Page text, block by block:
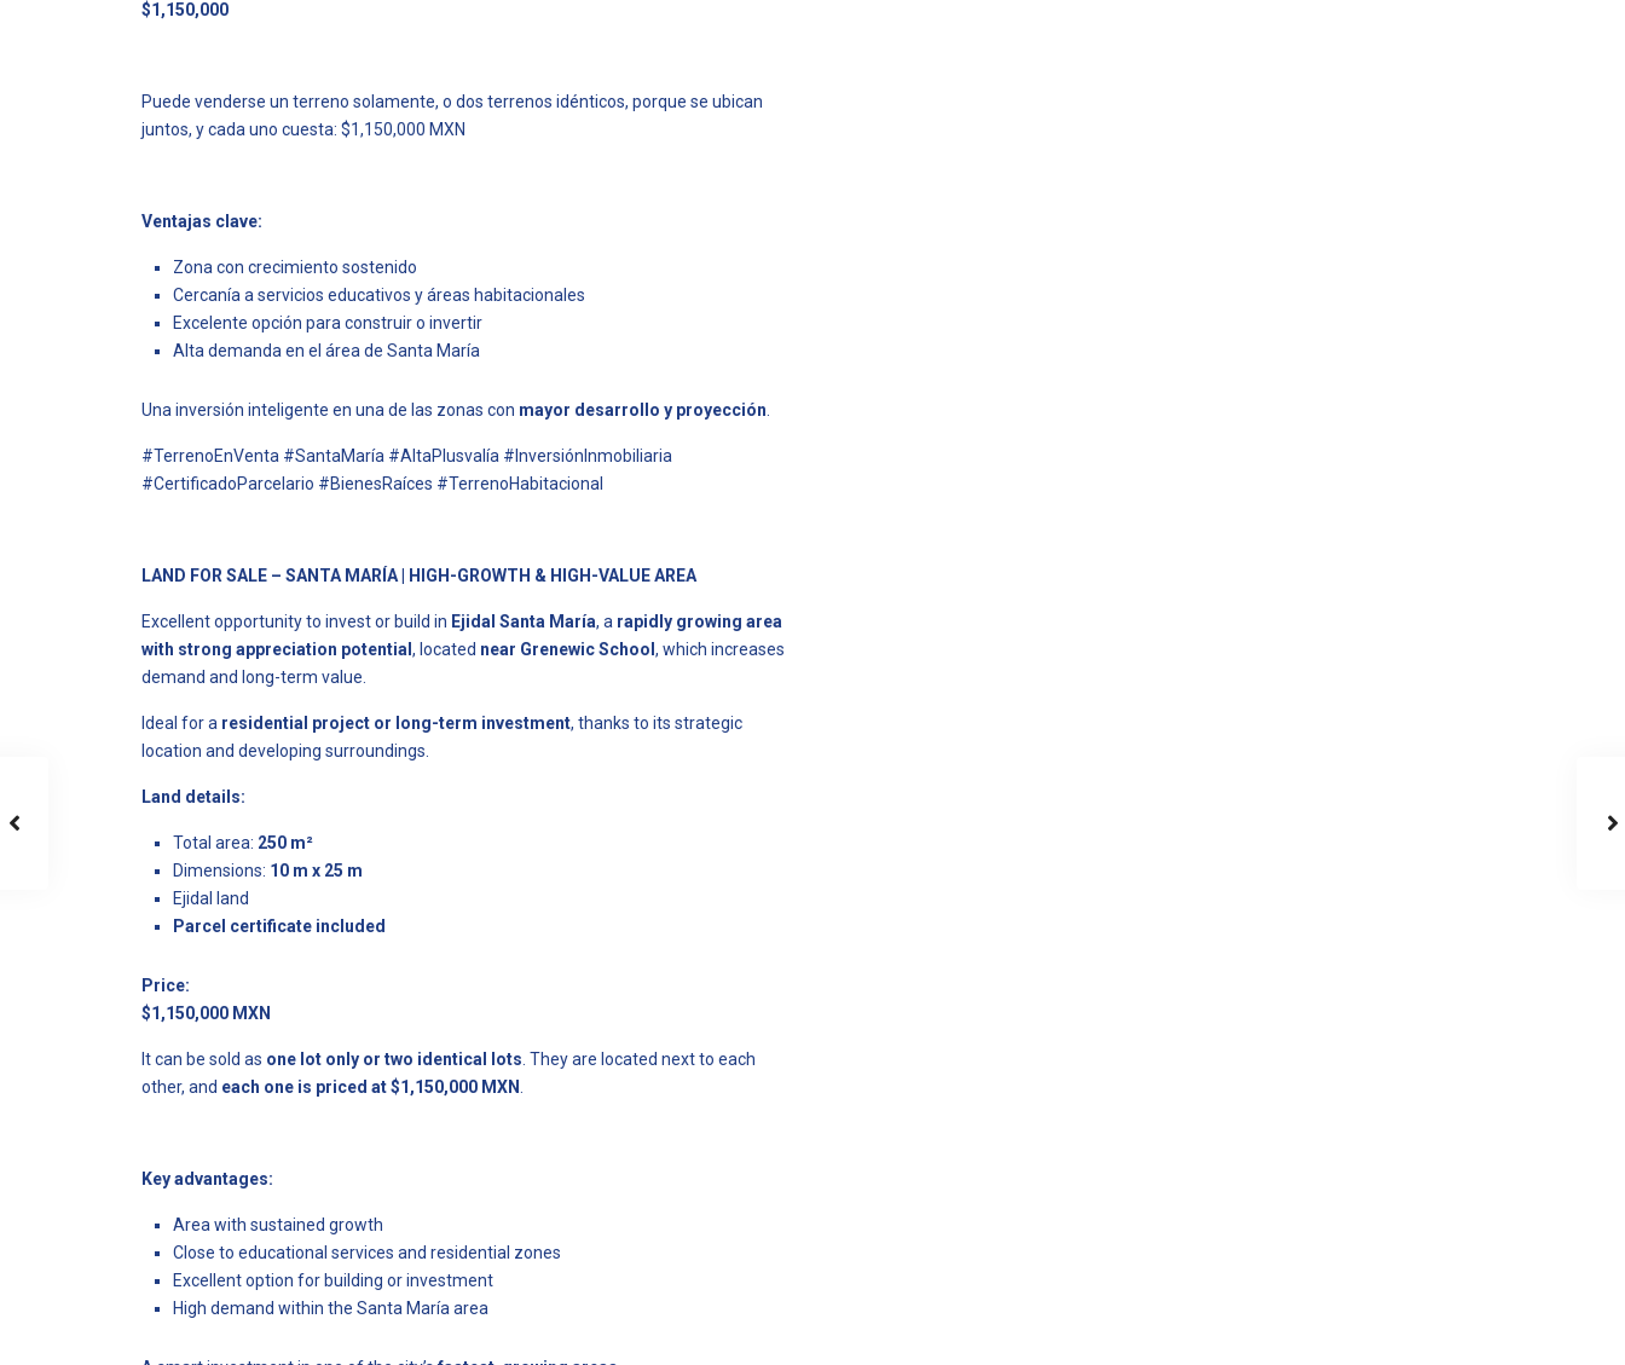
$1,150,000
Puede venderse un terreno solamente, o dos terrenos idénticos, porque se ubican
juntos, y cada uno cuesta: $1,150,000 MXN
Ventajas clave:
Zona con crecimiento sostenido
Cercanía a servicios educativos y áreas habitacionales
Excelente opción para construir o invertir
Alta demanda en el área de Santa María
Una inversión inteligente en una de las zonas con mayor desarrollo y proyección
#TerrenoEnVenta #SantaMaría #AltaPlusvalía #InversiónInmobiliaria
#CertificadoParcelario #BienesRaíces #TerrenoHabitacional
LAND FOR SALE – SANTA MARÍA | HIGH-GROWTH & HIGH-VALUE AREA
Excellent opportunity to invest or build in Ejidal Santa María, a rapidly growing area
with strong appreciation potential , located near Grenewic School , which increases
demand and long-term value.
Ideal for a residential project or long-term investment, thanks to its strategic
location and developing surroundings.
Land details:
Total area: 250 m²
Dimensions: 10 m x 25 m
Ejidal land
Parcel certificate included
Price:
$1,150,000 MXN
It can be sold as one lot only or two identical lots . They are located next to each
other, and each one is priced at $1,150,000 MXN
Key advantages:
Area with sustained growth
Close to educational services and residential zones
Excellent option for building or investment
High demand within the Santa María area